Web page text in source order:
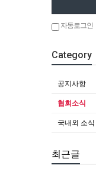
자동로그인
Category
공지사항
협회소식
국내외 소식
최근글